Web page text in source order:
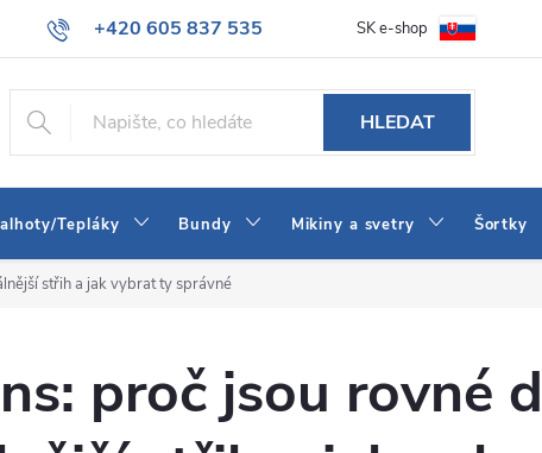
+420 605 837 535
info@jeans-shop.cz
Obchodní podmínky Naše prodejna Blog Kontakt
SK e-shop
HLEDAT
Tepláky Bundy Mikiny a svetry Šortky
střih a jak vybrat ty správné
proč jsou rovné